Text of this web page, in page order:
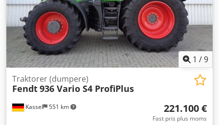
1 /9
Kassel 551 km
Traktorer (dumpere)
Fendt936 Vario S4 ProfiPlus
221.100 €
Fast pris plus moms